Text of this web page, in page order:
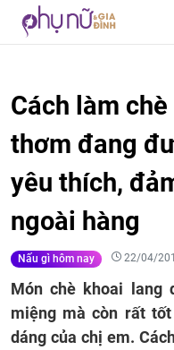
Cách làm
thơm đang
yêu thích,
ngoài hàng
Nấu gì hôm nay 22/04/
Món chè khoai lang
miệng mà còn rất
dáng của chị em.